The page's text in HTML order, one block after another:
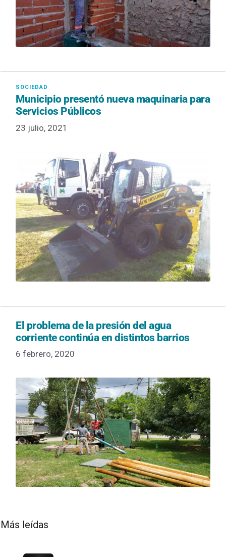
Municipio presentó nueva maquinaria para
Servicios Públicos
23 julio, 2021
El problema de la presión del agua
corriente continúa en distintos barrios
6 febrero, 2020
Más leídas